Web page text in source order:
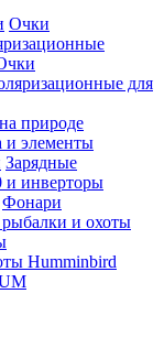
Очки
для
природе
и элементы
Зарядные
и инверторы
Фонари
и охоты
Humminbird